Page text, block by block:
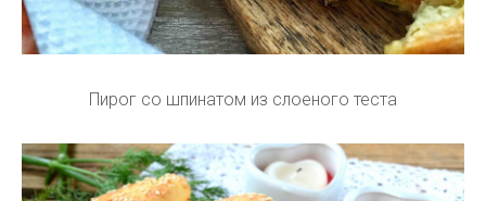
Пирог со шпинатом из слоеного теста